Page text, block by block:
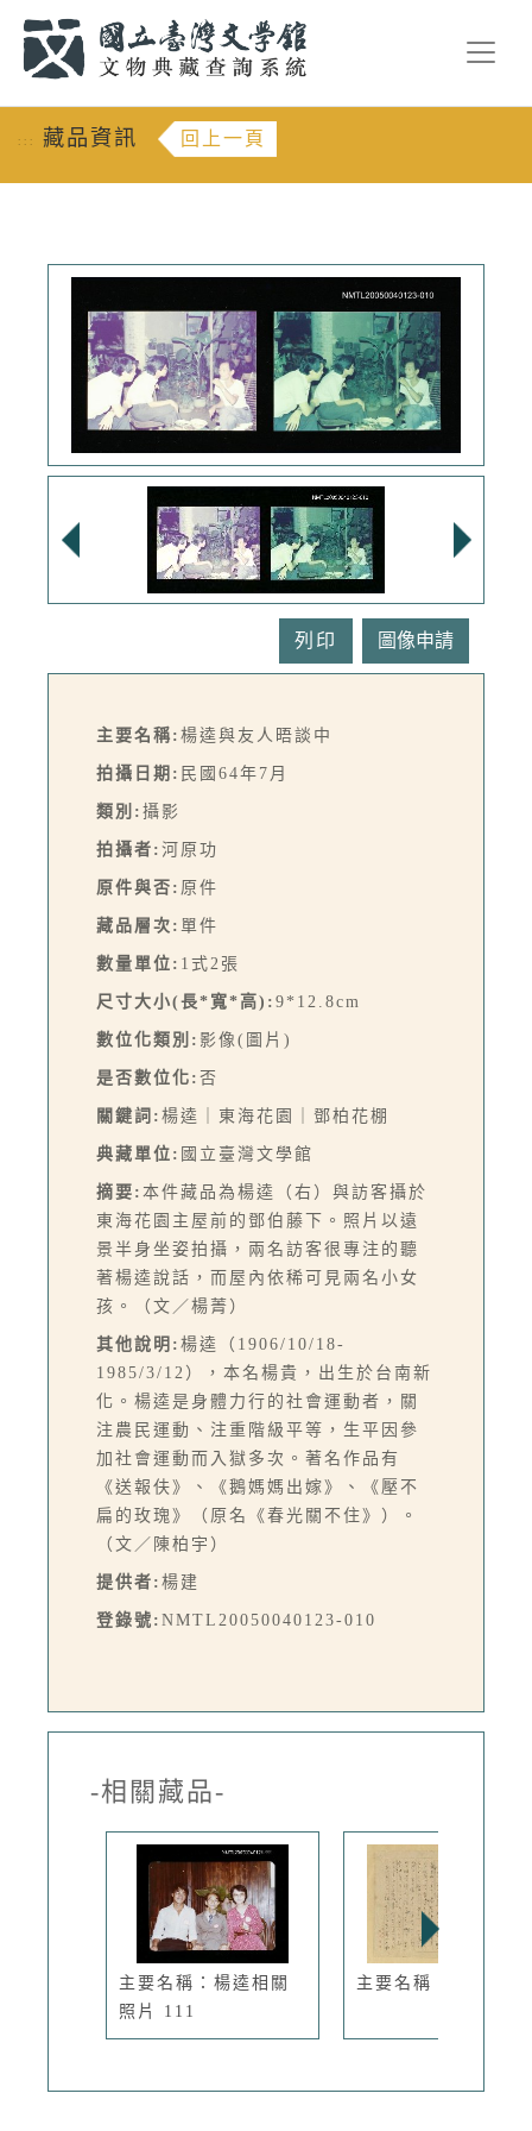
::: 藏品資訊 回上一頁
列印
主要名稱: 楊逵與友人晤談中
拍攝日期: 民國64年7月
類別: 攝影
拍攝者: 河原功
原件與否: 原件
藏品層次: 單件
數量單位: 1式2張
尺寸大小(長*寬*高): 9*12.8cm
數位化類別: 影像(圖片)
是否數位化: 否
關鍵詞: 楊逵｜東海花園｜鄧柏花棚
典藏單位: 國立臺灣文學館
摘要: 本件藏品為楊逵（右）與訪客攝於
東海花園主屋前的鄧伯藤下。照片以遠
景半身坐姿拍攝，兩名訪客很專注的聽
著楊逵說話，而屋內依稀可見兩名小女
孩。（文／楊菁）
其他說明: 楊逵（1906/10/18-
1985/3/12），本名楊貴，出生於台南新
化。楊逵是身體力行的社會運動者，關
注農民運動、注重階級平等，生平因參
加社會運動而入獄多次。著名作品有
《送報伕》、《鵝媽媽出嫁》、《壓不
扁的玫瑰》（原名《春光關不住》）。
（文／陳柏宇）
提供者: 楊建
登錄號: NMTL20050040123-010
-相關藏品-
主要名稱：楊逵相關
照片 111
主要名稱：長腳蚊